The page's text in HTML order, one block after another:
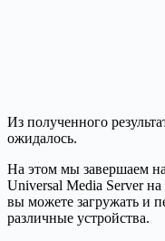
Из полученного
ожидалось.
На этом мы завершаем
Universal Media Server
вы можете загружать и
различные устройства.